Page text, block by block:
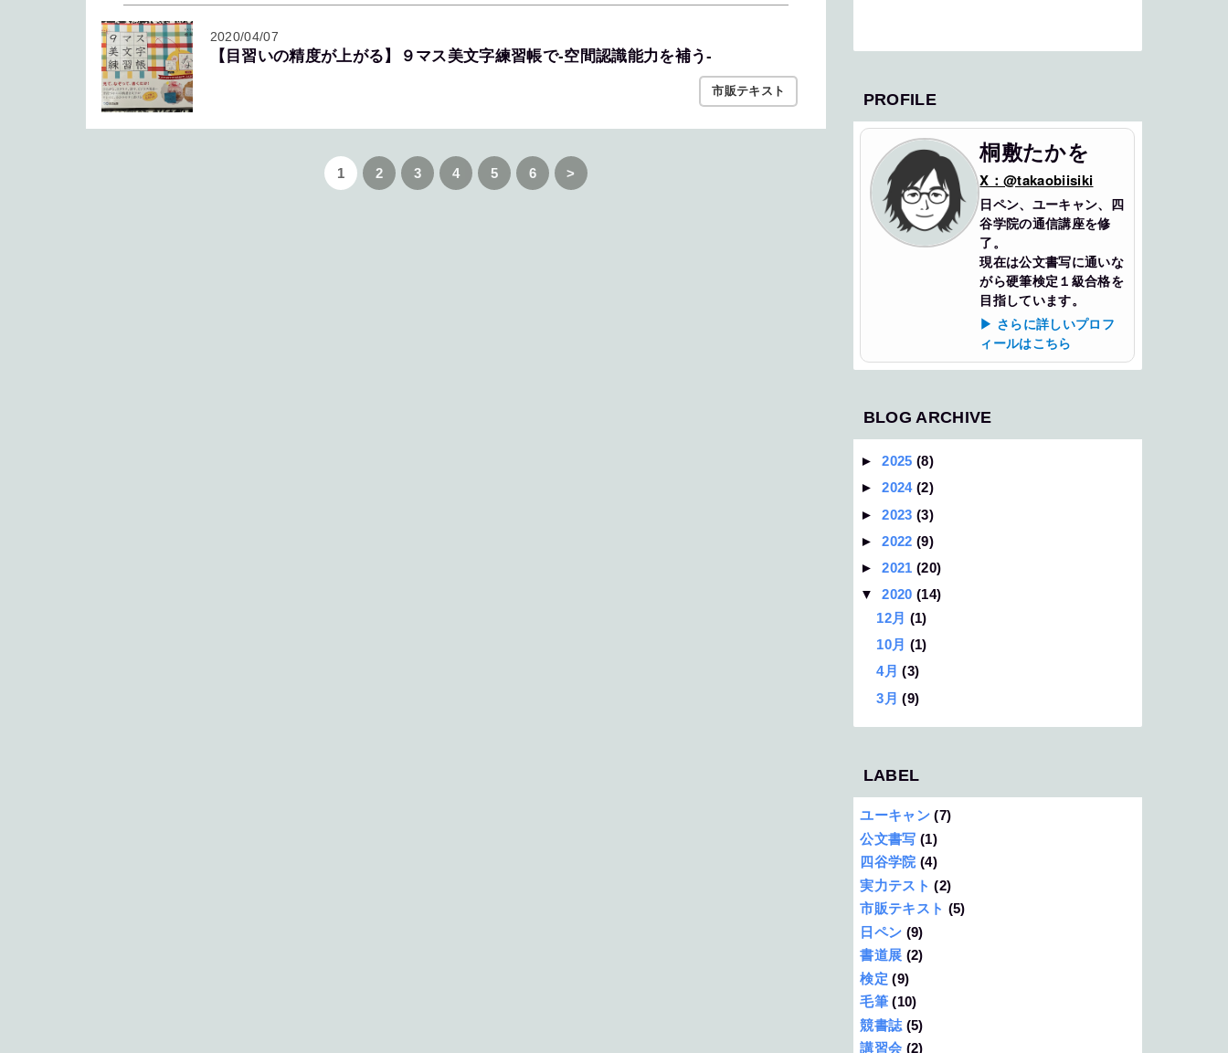
2020/04/07
【目習いの精度が上がる】９マス美文字練習帳で-空間認識能力を補う-
市販テキスト
1 2 3 4 5 6 >
PROFILE
桐敷たかを
X：@takaobiisiki
日ペン、ユーキャン、四
谷学院の通信講座を修
了。
現在は公文書写に通いな
がら硬筆検定１級合格を
目指しています。
▶ さらに詳しいプロフ
ィールはこちら
BLOG ARCHIVE
►2025(8)
►2024(2)
►2023(3)
►2022(9)
►2021(20)
▼2020(14)
12月 (1)
10月 (1)
4月(3)
3月(9)
LABEL
ユーキャン (7)
公文書写 (1)
四谷学院 (4)
実力テスト (2)
市販テキスト (5)
日ペン (9)
書道展 (2)
検定 (9)
毛筆 (10)
競書誌 (5)
講習会 (2)